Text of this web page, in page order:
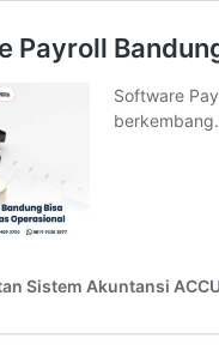
Payroll
Software
Sistem Akuntansi